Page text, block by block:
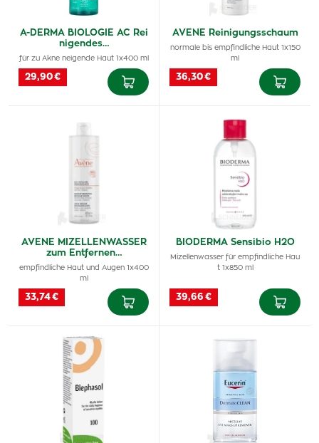
A-DERMA BIOLOGIE AC Rei
nigendes…
für zu Akne neigende Haut 1x400 ml
29,90 €
AVENE Reinigungsschaum
normale bis empfindliche Haut 1x150
ml
36,30 €
AVENE MIZELLENWASSER
zum Entfernen…
empfindliche Haut und Augen 1x400
ml
33,74 €
BIODERMA Sensibio H2O
Mizellenwasser für empfindliche Hau
t 1x850 ml
39,66 €